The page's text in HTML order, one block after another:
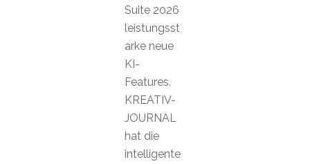
Suite 2026
leistungsst
arke neue
KI-
Features.
KREATIV-
JOURNAL
hat die
intelligente